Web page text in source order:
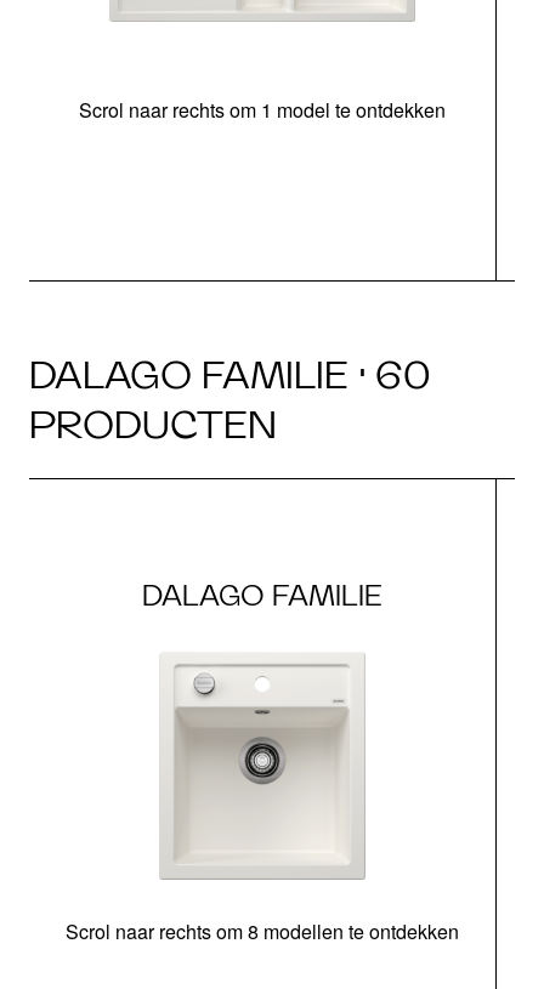
Scrol naar rechts om 1 model te ontdekken
DALAGO FAMILIE · 60
PRODUCTEN
DALAGO FAMILIE
Scrol naar rechts om 8 modellen te ontdekken